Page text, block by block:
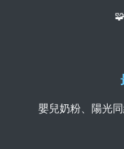
嬰兒奶粉、陽光